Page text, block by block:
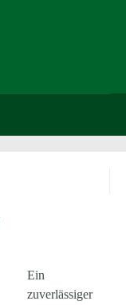
Ein
zuverlässiger